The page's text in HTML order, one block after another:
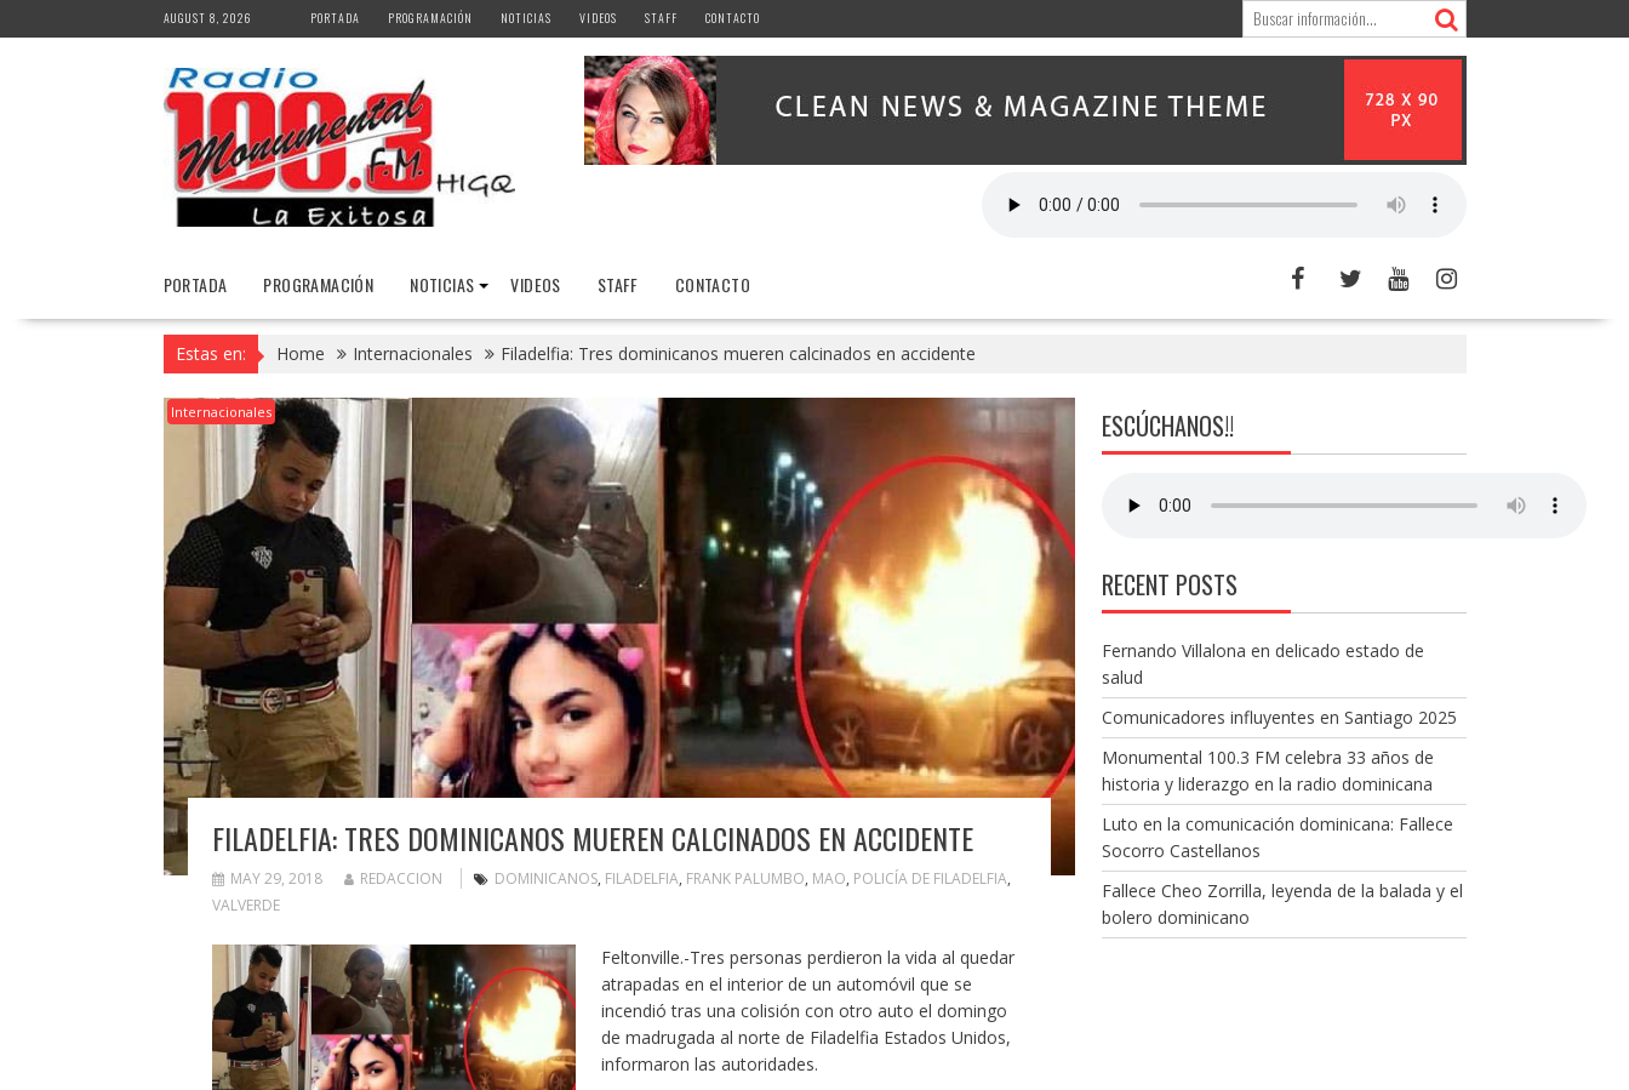
to
AUGUST 8, 2026 PORTADA PROGRAMACIÓN NOTICIAS VIDEOS STAFF CONTACTO
PORTADA PROGRAMACIÓN NOTICIAS VIDEOS STAFF CONTACTO
Estas en: Home Internacionales Filadelfia: Tres dominicanos mueren calcinados en accidente
Internacionales
FILADELFIA: TRES DOMINICANOS MUEREN CALCINADOS EN ACCIDENTE
MAY 29, 2018 REDACCION DOMINICANOS, FILADELFIA, FRANK PALUMBO, MAO, POLICÍA DE FILADELFIA,
VALVERDE
Feltonville.-Tres personas perdieron la vida al quedar
atrapadas en el interior de un automóvil que se
incendió tras una colisión con otro auto el domingo
de madrugada al norte de Filadelfia Estados Unidos,
informaron las autoridades.
ESCÚCHANOS!!
RECENT POSTS
Fernando Villalona en delicado estado de
salud
Comunicadores influyentes en Santiago 2025
Monumental 100.3 FM celebra 33 años de
historia y liderazgo en la radio dominicana
Luto en la comunicación dominicana: Fallece
Socorro Castellanos
Fallece Cheo Zorrilla, leyenda de la balada y el
bolero dominicano